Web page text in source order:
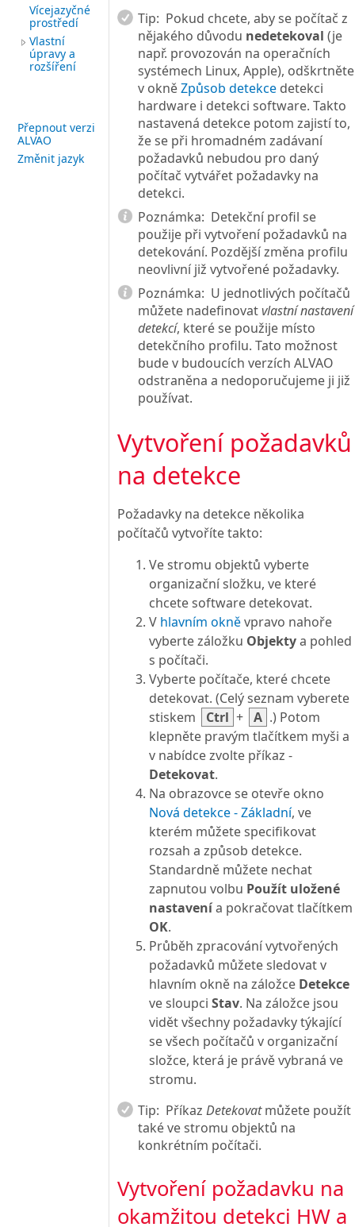
Vícejazyčné
prostředí
Vlastní
úpravy a
rozšíření
Přepnout verzi
ALVAO
Změnit jazyk
Tip: Pokud chcete, aby se počítač z
nějakého důvodu nedetekoval (je
např. provozován na operačních
systémech Linux, Apple), odškrtněte
v okněZpůsob detekce detekci
hardware i detekci software. Takto
nastavená detekce potom zajistí to,
že se při hromadném zadávaní
požadavků nebudou pro daný
počítač vytvářet požadavky na
detekci.
Poznámka: Detekční profil se
použije při vytvoření požadavků na
detekování. Pozdější změna profilu
neovlivní již vytvořené požadavky.
Poznámka: U jednotlivých počítačů
můžete nadefinovatvlastní nastavení
detekcí, které se použije místo
detekčního profilu. Tato možnost
bude v budoucích verzích ALVAO
odstraněna a nedoporučujeme ji již
používat.
Vytvoření požadavků
na detekce
Požadavky na detekce několika
počítačů vytvoříte takto:
Ve stromu objektů vyberte
organizační složku, ve které
chcete software detekovat.
V hlavním okněvpravo nahoře
vyberte záložku Objektya pohled
s počítači.
Vyberte počítače, které chcete
detekovat. (Celý seznam vyberete
stiskem
Ctrl + A .) Potom
klepněte pravým tlačítkem myši a
v nabídce zvolte příkaz -
Detekovat.
Na obrazovce se otevře okno
Nová detekce - Základní, ve
kterém můžete specifikovat
rozsah a způsob detekce.
Standardně můžete nechat
zapnutou volbu Použít uložené
nastavenía pokračovat tlačítkem
OK.
Průběh zpracování vytvořených
požadavků můžete sledovat v
hlavním okně na záložce Detekce
ve sloupci Stav. Na záložce jsou
vidět všechny požadavky týkající
se všech počítačů v organizační
složce, která je právě vybraná ve
stromu.
Tip: Příkaz Detekovatmůžete použít
také ve stromu objektů na
konkrétním počítači.
Vytvoření požadavku na
okamžitou detekci HW a